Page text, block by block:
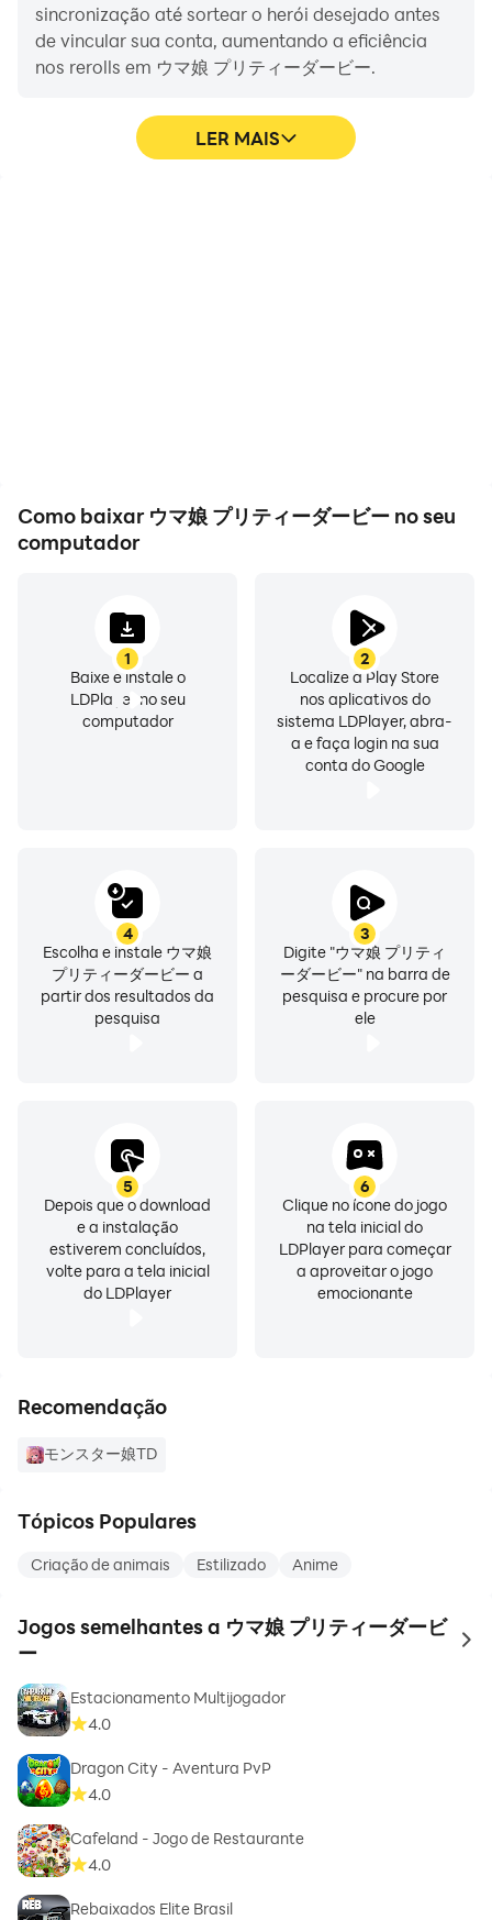
sincronização até sortear o herói desejado antes
de vincular sua conta, aumentando a eficiência
nos rerolls em ウマ娘 プリティーダービー.
LER MAIS
Como baixar ウマ娘 プリティーダービー no seu
computador
1
Baixe e instale o
LDPlayer no seu
computador
2
Localize a Play Store
nos aplicativos do
sistema LDPlayer, abra-
a e faça login na sua
conta do Google
3
Digite "ウマ娘 プリティ
ーダービー" na barra de
pesquisa e procure por
ele
4
Escolha e instale ウマ娘
プリティーダービー a
partir dos resultados da
pesquisa
5
Depois que o download
e a instalação
estiverem concluídos,
volte para a tela inicial
do LDPlayer
6
Clique no ícone do jogo
na tela inicial do
LDPlayer para começar
a aproveitar o jogo
emocionante
Recomendação
モンスター娘TD
Tópicos Populares
Criação de animais Estilizado Anime
Jogos semelhantes a ウマ娘 プリティーダービ
ー
to
Estacionamento Multijogador
4.0
Dragon City - Aventura PvP
4.0
Cafeland - Jogo de Restaurante
4.0
Rebaixados Elite Brasil